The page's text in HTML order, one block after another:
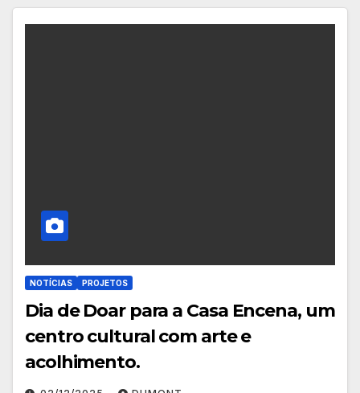
NOTÍCIAS PROJETOS
Dia de Doar para a Casa Encena, um
centro cultural com arte e
acolhimento.